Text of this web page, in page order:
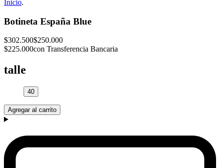
Inicio.
Botineta España Blue
$302.500$250.000
$225.000con Transferencia Bancaria
talle
40
Agregar al carrito